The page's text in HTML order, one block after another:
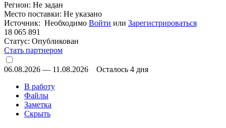
Регион: Не задан
Место поставки: Не указано
Источник: Необходимо Войти или Зарегистрироваться
18 065 891
Статус: Опубликован
Стать партнером
06.08.2026 — 11.08.2026
Осталось 4 дня
В работу
Файлы
Заметка
Скрыть